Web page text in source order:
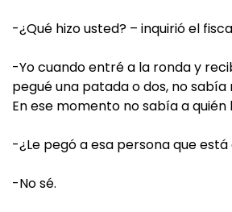
-¿Qué hizo usted? – inquirió el
-Yo cuando entré a la ronda y
pegué una patada o dos, no sabía
En ese momento no sabía a
-¿Le pegó a esa persona que está
-No sé.